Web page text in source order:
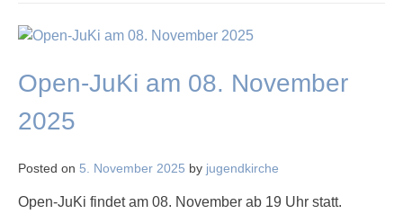
Open-JuKi am 08. November
2025
Posted on 5. November 2025 by jugendkirche
Open-JuKi findet am 08. November ab 19 Uhr statt.